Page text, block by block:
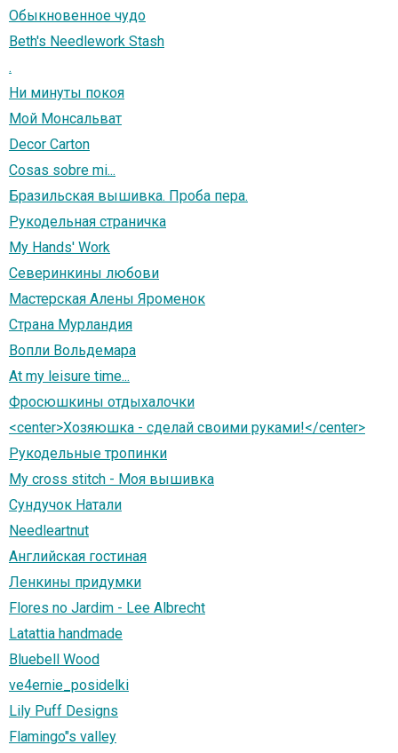
Обыкновенное чудо
Beth's Needlework Stash
.
Ни минуты покоя
Мой Монсальват
Decor Carton
Cosas sobre mi...
Бразильская вышивка. Проба пера.
Рукодельная страничка
My Hands' Work
Северинкины любови
Мастерская Алены Яроменок
Страна Мурландия
Вопли Вольдемара
At my leisure time...
Фросюшкины отдыхалочки
<center>Хозяюшка - сделай своими руками!</center>
Рукодельные тропинки
My cross stitch - Моя вышивка
Сундучок Натали
Needleartnut
Английская гостиная
Ленкины придумки
Flores no Jardim - Lee Albrecht
Latattia handmade
Bluebell Wood
ve4ernie_posidelki
Lily Puff Designs
Flamingo"s valley